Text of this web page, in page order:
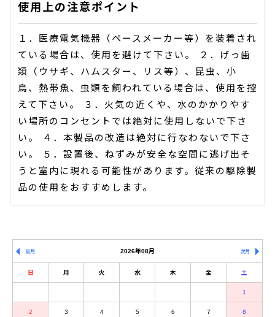
使用上の注意ポイント
１．医療電気機器（ペースメーカー等）を装着され
ている場合は、使用を避けて下さい。 ２．げっ歯
類（ウサギ、ハムスター、リス等）、昆虫、小
鳥、熱帯魚、虫類を飼われている場合は、使用を控
えて下さい。 ３．火気の近くや、水のかかりやす
い場所のコンセントでは絶対に使用しないで下さ
い。 ４．本製品の改造は絶対に行なわないで下さ
い。 ５．設置後、ねずみが安全な空間に逃げ出そ
うと室内に現れる可能性があります。従来の駆除製
品の使用をおすすめします。
2026年08月
前月 次月
日 月 火 水 木 金 土
1
2 3 4 5 6 7 8